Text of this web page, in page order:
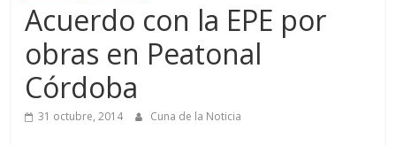
Acuerdo con la EPE por
obras en Peatonal
Córdoba
31 octubre, 2014 Cuna de la Noticia